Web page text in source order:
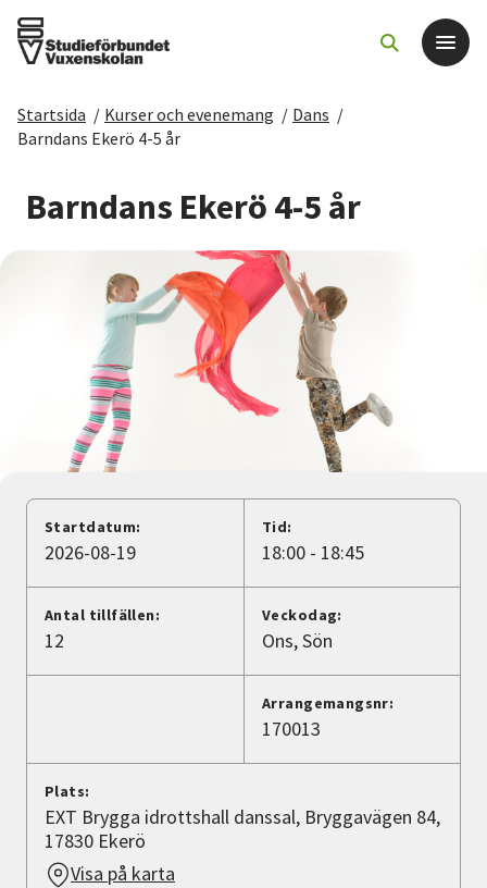
Det här gör vi
För dig som
Sök kurser och evenemang
Starta studiecirkel
Cirkelledare
Nyheter
Avdelningar
Lyssna
Startsida / Kurser och evenemang / Dans /
Barndans Ekerö 4-5 år
Barndans Ekerö 4-5 år
Startdatum:
2026-08-19
Tid:
18:00 - 18:45
Antal tillfällen:
12
Veckodag:
Ons Sön
Arrangemangsnr:
170013
Plats:
EXT Brygga idrottshall danssal, Bryggavägen 84,
17830 Ekerö
Visa på karta